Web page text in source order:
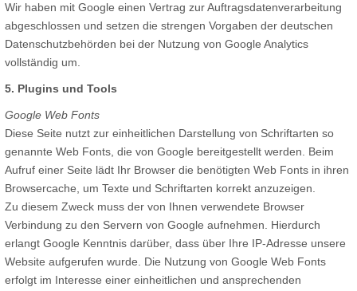
Wir haben mit Google einen Vertrag zur Auftragsdatenverarbeitung
abgeschlossen und setzen die strengen Vorgaben der deutschen
Datenschutzbehörden bei der Nutzung von Google Analytics
vollständig um.
5. Plugins und Tools
Google Web Fonts
Diese Seite nutzt zur einheitlichen Darstellung von Schriftarten so
genannte Web Fonts, die von Google bereitgestellt werden. Beim
Aufruf einer Seite lädt Ihr Browser die benötigten Web Fonts in ihren
Browsercache, um Texte und Schriftarten korrekt anzuzeigen.
Zu diesem Zweck muss der von Ihnen verwendete Browser
Verbindung zu den Servern von Google aufnehmen. Hierdurch
erlangt Google Kenntnis darüber, dass über Ihre IP-Adresse unsere
Website aufgerufen wurde. Die Nutzung von Google Web Fonts
erfolgt im Interesse einer einheitlichen und ansprechenden